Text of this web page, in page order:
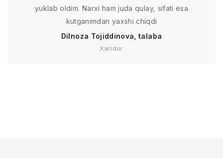
yuklab oldim. Narxi ham juda qulay, sifati esa
kutganimdan yaxshi chiqdi
Dilnoza Tojiddinova, talaba
Xaridor